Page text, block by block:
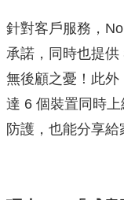
針對客戶服務，
承諾，同時也提
無後顧之憂！此外
達 6 個裝置同時
防護，也能分享給